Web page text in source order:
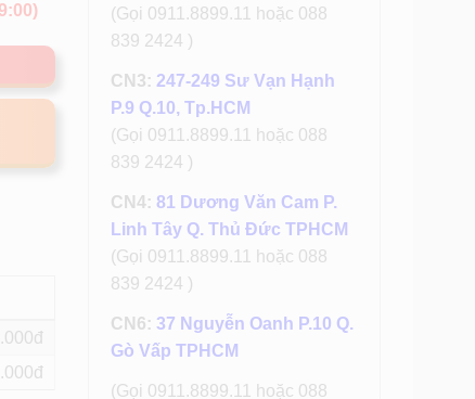
(Gọi 0911.8899.11 hoặc 088
839 2424 )
CN3: 247-249 Sư Vạn Hạnh
P.9 Q.10, Tp.HCM
(Gọi 0911.8899.11 hoặc 088
839 2424 )
CN4: 81 Dương Văn Cam P.
Linh Tây Q. Thủ Đức TPHCM
(Gọi 0911.8899.11 hoặc 088
839 2424 )
CN6: 37 Nguyễn Oanh P.10 Q.
Gò Vấp TPHCM
(Gọi 0911.8899.11 hoặc 088